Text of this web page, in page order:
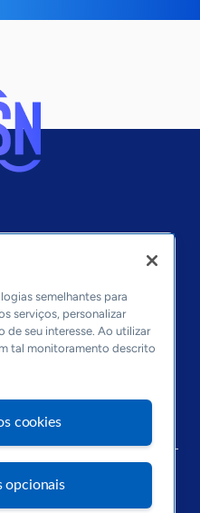
semelhantes para
serviços, personalizar
seu interesse. Ao utilizar
tal monitoramento descrito
cookies
opcionais